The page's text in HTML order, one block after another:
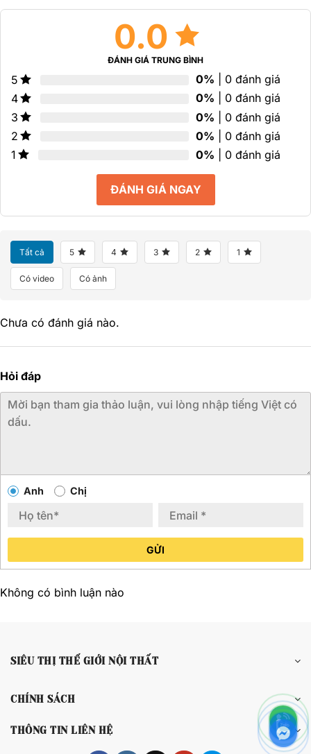
0.0
ĐÁNH GIÁ TRUNG BÌNH
5 0% | 0 đánh giá
4
0% | 0 đánh giá
3
0% | 0 đánh giá
2
0% | 0 đánh giá
1
0% | 0 đánh giá
ĐÁNH GIÁ NGAY
Tất cả 5 4 3 2 1
Có video Có ảnh
Chưa có đánh giá nào.
Hỏi đáp
Anh Chị
GỬI
Không có bình luận nào
SIÊU THỊ THẾ GIỚI NỘI THẤT
CHÍNH SÁCH
THÔNG TIN LIÊN HỆ